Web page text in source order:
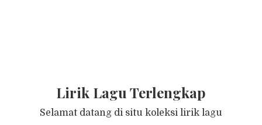
Lirik Lagu Terlengkap
Selamat datang di situ koleksi lirik lagu